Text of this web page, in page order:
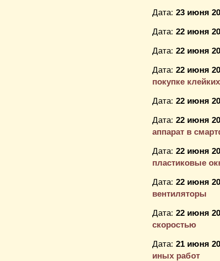
Дата: 23 июня
Дата: 22 июня
Дата: 22 июня
Дата: 22 июня
покупке
Дата: 22 июня
Дата: 22 июня
аппарат в
Дата: 22 июня
пластиковые
Дата: 22 июня
вентиляторы
Дата: 22 июня
скоростью
Дата: 21 июня
иных работ